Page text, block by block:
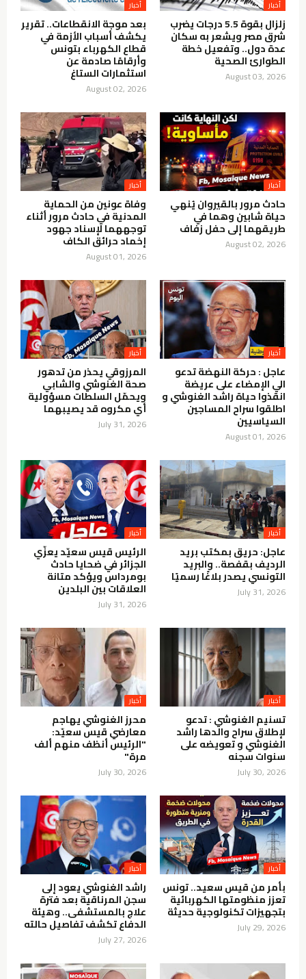
أخبار
زلزال بقوة 5.5 درجات يضرب
شرق مصر ويشعر به سكان
عدة دول.. وتفعيل خطة
الطوارئ الصحية
August 03, 2026
أخبار
بعد موجة الانقطاعات.. تقرير
يكشف أسباب الأزمة في
قطاع الكهرباء بتونس
وأرقامًا صادمة عن
استثمارات الستاغ
August 02, 2026
أخبار
حادث مرور بالقيروان يُنهي
حياة شابين وهما في
طريقهما إلى حفل زفاف
August 02, 2026
أخبار
وفاة عونين من الحماية
المدنية في حادث مرور أثناء
توجههما لإسناد جهود
إخماد حرائق الكاف
August 01, 2026
أخبار
عاجل : حركة النهضة تدعو
الي الإمضاء على عريضة
انقذوا حياة راشد الغنوشي و
اطلقوا سراح المساجين
السياسيين
August 01, 2026
أخبار
المرزوقي يحذر من تدهور
صحة الغنوشي والشابي
ويحمّل السلطات مسؤولية
أي مكروه قد يصيبهما
July 31, 2026
أخبار
عاجل: حريق بمكتب بريد
الرديف بقفصة.. والبريد
التونسي يصدر بلاغًا رسميًا
July 31, 2026
أخبار
الرئيس قيس سعيّد يعزّي
الجزائر في ضحايا حادث
بومرداس ويؤكد متانة
العلاقات بين البلدين
July 31, 2026
أخبار
تسنيم الغنوشي : تدعو
لإطلاق سراح والدها راشد
الغنوشي و تعويضه على
سنوات سجنه
July 30, 2026
أخبار
محرز الغنوشي يهاجم
معارضي قيس سعيّد:
"الرئيس أنظف منهم ألف
مرة"
July 30, 2026
أخبار
بأمر من قيس سعيد.. تونس
تعزز منظومتها الكهربائية
بتجهيزات تكنولوجية حديثة
July 29, 2026
أخبار
راشد الغنوشي يعود إلى
سجن المرناقية بعد فترة
علاج بالمستشفى.. وهيئة
الدفاع تكشف تفاصيل حالته
July 27, 2026